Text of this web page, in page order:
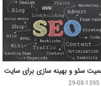
سئو و بهینه سازی برای سایت
29-08-1395